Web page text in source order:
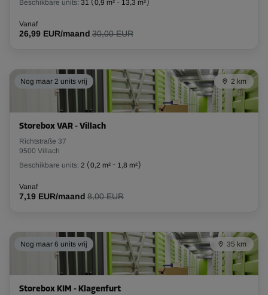
Beschikbare units: 31 (0,9 m² - 13,3 m²)
Vanaf
26,99 EUR/maand 30,00 EUR
Nog maar 2 units vrij 2 km
Storebox VAR - Villach
Richtstraße 37
9500 Villach
Beschikbare units: 2 (0,2 m² - 1,8 m²)
Vanaf
7,19 EUR/maand 8,00 EUR
Nog maar 6 units vrij 35 km
Storebox KIM - Klagenfurt